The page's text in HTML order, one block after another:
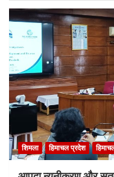
शिमला हिमाचल प्रदेश